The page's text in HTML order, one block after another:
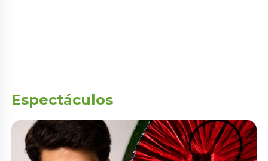
Espectáculos